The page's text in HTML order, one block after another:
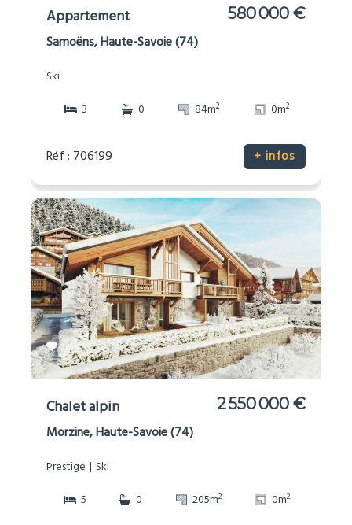
Appartement 580 000 €
Samoëns, Haute-Savoie (74)
Ski
3
0 84m2 0m2
Réf : 706199 + infos
Chalet alpin 2 550 000 €
Morzine, Haute-Savoie (74)
Prestige
Ski
5
0 205m2 0m2